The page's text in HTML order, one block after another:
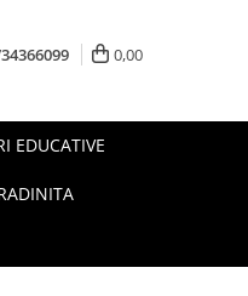
0,00
EDUCATIVE